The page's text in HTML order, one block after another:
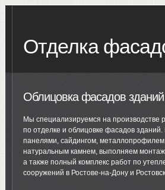
Отделка
Облицовка фасадов зданий
Мы специализируемся на производстве
по отделке и облицовке фасадов
панелями, сайдингом,
натуральным камнем, выполняем
а также полный комплекс работ по
сооружений в Ростове-на-Дону и